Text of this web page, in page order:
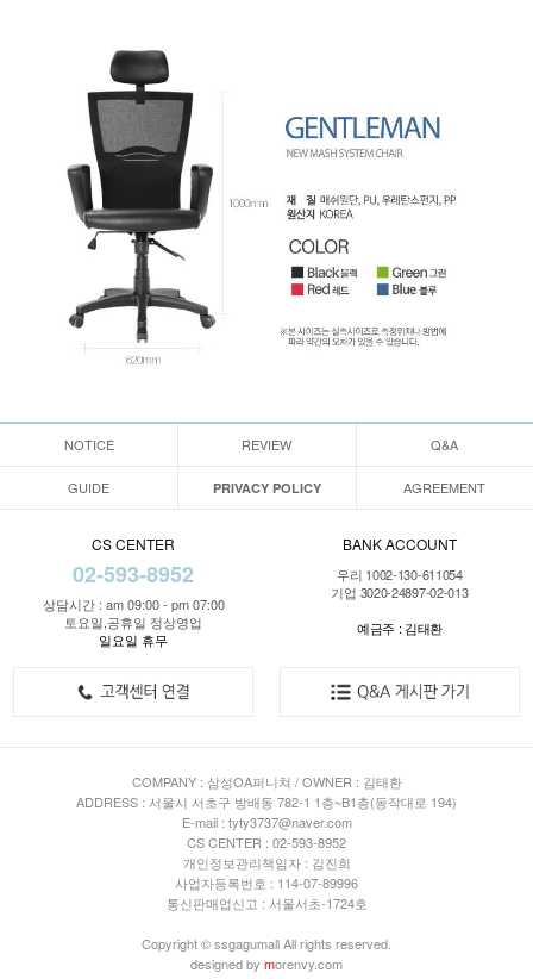
NOTICE REVIEW Q&A
GUIDE PRIVACY POLICY AGREEMENT
CS CENTER
02-593-8952
상담시간 : am 09:00 - pm 07:00
토요일,공휴일 정상영업
일요일 휴무
BANK ACCOUNT
우리 1002-130-611054
기업 3020-24897-02-013
예금주 : 김태환
COMPANY : 삼성OA퍼니쳐 / OWNER : 김태환
ADDRESS : 서울시 서초구 방배동 782-1 1층~B1층(동작대로 194)
E-mail : tyty3737@naver.com
CS CENTER : 02-593-8952
개인정보관리책임자 : 김진희
사업자등록번호 : 114-07-89996
통신판매업신고 : 서울서초-1724호
Copyright © ssgagumall All rights reserved.
designed by morenvy.com